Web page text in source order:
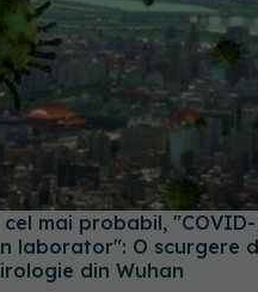
cel mai probabil, "COVID-
laborator": O scurgere
din Wuhan